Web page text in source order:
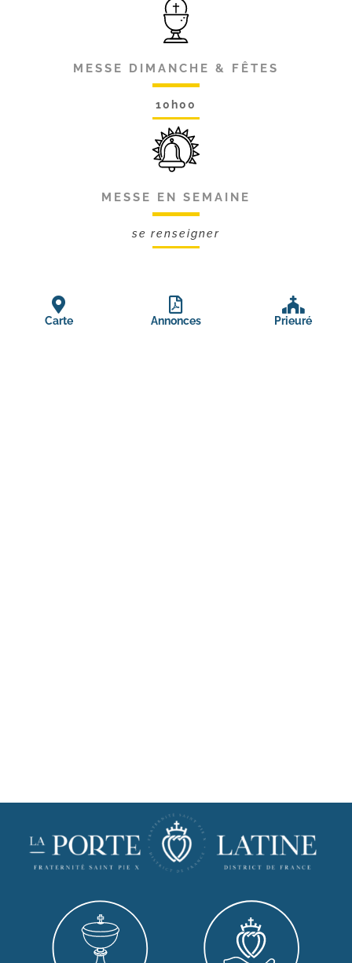
MESSE DIMANCHE & FÊTES
10h00
MESSE EN SEMAINE
se renseigner
Carte Annonces Prieuré